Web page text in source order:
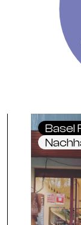
Basel